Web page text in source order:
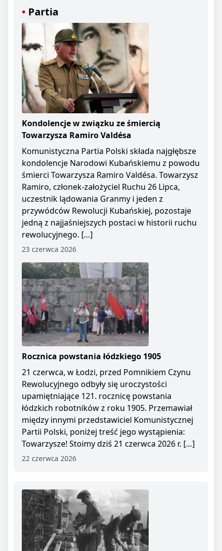
Partia
Kondolencje w związku ze śmiercią
Towarzysza Ramiro Valdésa
Komunistyczna Partia Polski składa najgłębsze
kondolencje Narodowi Kubańskiemu z powodu
śmierci Towarzysza Ramiro Valdésa. Towarzysz
Ramiro, członek-założyciel Ruchu 26 Lipca,
uczestnik lądowania Granmy i jeden z
przywódców Rewolucji Kubańskiej, pozostaje
jedną z najjaśniejszych postaci w historii ruchu
rewolucyjnego. […]
23 czerwca 2026
Rocznica powstania łódzkiego 1905
21 czerwca, w Łodzi, przed Pomnikiem Czynu
Rewolucyjnego odbyły się uroczystości
upamiętniające 121. rocznicę powstania
łódzkich robotników z roku 1905. Przemawiał
między innymi przedstawiciel Komunistycznej
Partii Polski, poniżej treść jego wystąpienia:
Towarzysze! Stoimy dziś 21 czerwca 2026 r. […]
22 czerwca 2026